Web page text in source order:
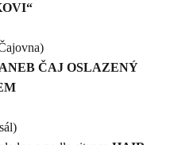
ČAJ OSLAZENÝ